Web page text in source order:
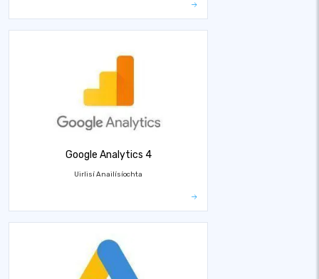
Google Analytics 4
Uirlisí Anailísíochta